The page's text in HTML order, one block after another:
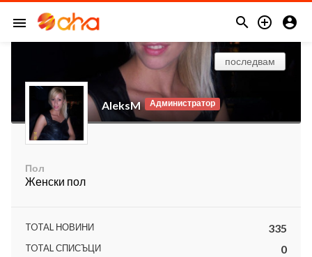
menu   
AleksM Администратор
последвам
Пол
Женски пол
TOTAL НОВИНИ 335
TOTAL СПИСЪЦИ 0